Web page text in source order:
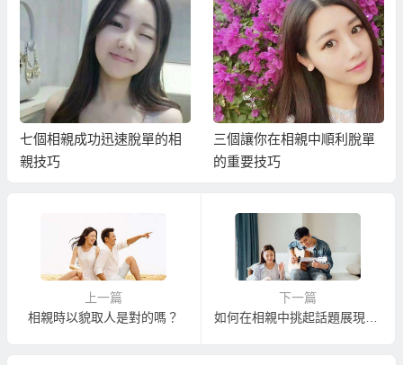
七個相親成功迅速脫單的相
親技巧
三個讓你在相親中順利脫單
的重要技巧
上一篇
相親時以貌取人是對的嗎？
下一篇
如何在相親中挑起話題展現個人魅力！？